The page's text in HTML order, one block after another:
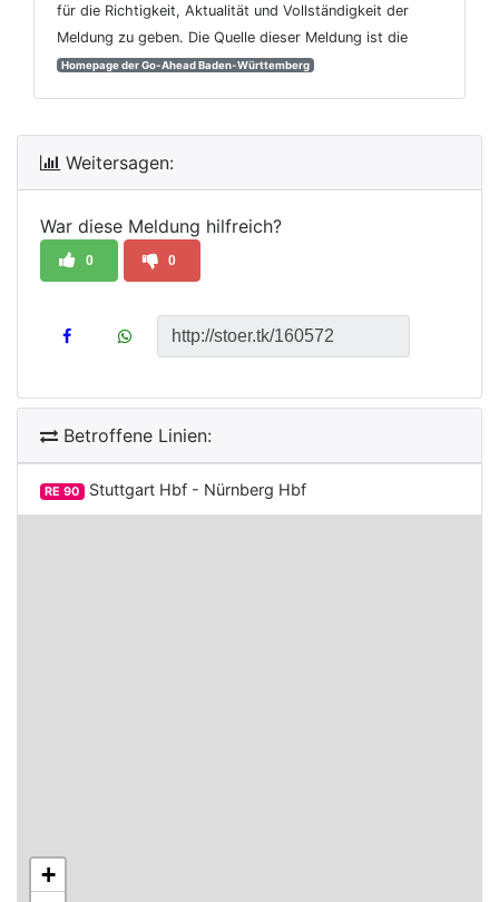
für die Richtigkeit, Aktualität und Vollständigkeit der
Meldung zu geben. Die Quelle dieser Meldung ist die
Homepage der Go-Ahead Baden-Württemberg
Weitersagen:
War diese Meldung hilfreich?
0 0
Betroffene Linien:
RE 90 Stuttgart Hbf - Nürnberg Hbf
+